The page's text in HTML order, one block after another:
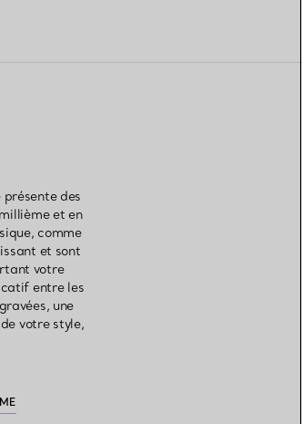
des
et en
comme
et sont
votre
entre les
une
votre style,